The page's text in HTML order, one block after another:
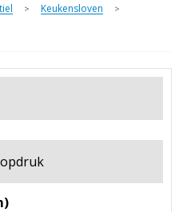
> Keukensloven >